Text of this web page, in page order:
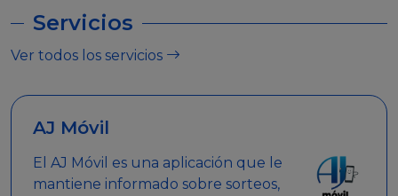
Servicios
Ver todos los servicios
AJ Móvil
El AJ Móvil es una aplicación que le
mantiene informado sobre sorteos,